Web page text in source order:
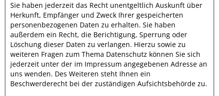
Sie haben jederzeit das Recht unentgeltlich Auskunft über
Herkunft, Empfänger und Zweck Ihrer gespeicherten
personenbezogenen Daten zu erhalten. Sie haben
außerdem ein Recht, die Berichtigung, Sperrung oder
Löschung dieser Daten zu verlangen. Hierzu sowie zu
weiteren Fragen zum Thema Datenschutz können Sie sich
jederzeit unter der im Impressum angegebenen Adresse an
uns wenden. Des Weiteren steht Ihnen ein
Beschwerderecht bei der zuständigen Aufsichtsbehörde zu.